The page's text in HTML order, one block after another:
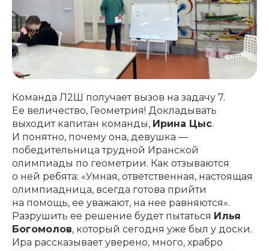
Команда Л2Ш получает вызов на задачу 7.
Ее величество, Геометрия! Докладывать
выходит капитан команды, Ирина Цыс.
И понятно, почему она, девушка —
победительница трудной Иранской
олимпиады по геометрии. Как отзываются
о ней ребята: «Умная, ответственная, настоящая
олимпиадница, всегда готова прийти
на помощь, ее уважают, на нее равняются».
Разрушить ее решение будет пытаться Илья
Богомолов, который сегодня уже был у доски.
Ира рассказывает уверено, много, храбро